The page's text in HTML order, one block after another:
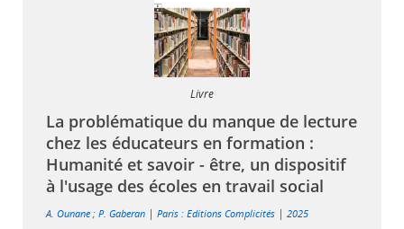
Livre
La problématique du manque de lecture
chez les éducateurs en formation :
Humanité et savoir - être, un dispositif
à l'usage des écoles en travail social
A. Ounane ; P. Gaberan | Paris : Editions Complicités | 2025